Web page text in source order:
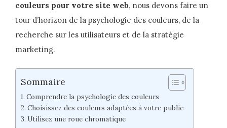
couleurs pour votre site web, nous devons faire un
tour d’horizon de la psychologie des couleurs, de la
recherche sur les utilisateurs et de la stratégie
marketing.
Sommaire
Comprendre la psychologie des couleurs
Choisissez des couleurs adaptées à votre public
Utilisez une roue chromatique